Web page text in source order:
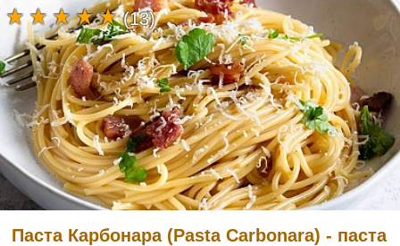
Паста Карбонара (Pasta Carbonara) - паста
(13)